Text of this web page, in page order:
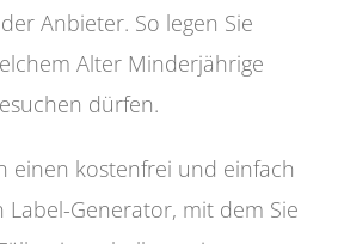
Anbieter. So legen Sie
Alter Minderjährige
dürfen.
einen kostenfrei und einfach
Generator, mit dem Sie